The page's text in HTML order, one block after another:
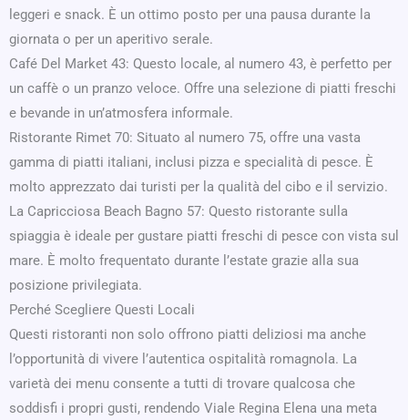
leggeri e snack. È un ottimo posto per una pausa durante la
giornata o per un aperitivo serale.
Café Del Market 43: Questo locale, al numero 43, è perfetto per
un caffè o un pranzo veloce. Offre una selezione di piatti freschi
e bevande in un’atmosfera informale.
Ristorante Rimet 70: Situato al numero 75, offre una vasta
gamma di piatti italiani, inclusi pizza e specialità di pesce. È
molto apprezzato dai turisti per la qualità del cibo e il servizio.
La Capricciosa Beach Bagno 57: Questo ristorante sulla
spiaggia è ideale per gustare piatti freschi di pesce con vista sul
mare. È molto frequentato durante l’estate grazie alla sua
posizione privilegiata.
Perché Scegliere Questi Locali
Questi ristoranti non solo offrono piatti deliziosi ma anche
l’opportunità di vivere l’autentica ospitalità romagnola. La
varietà dei menu consente a tutti di trovare qualcosa che
soddisfi i propri gusti, rendendo Viale Regina Elena una meta